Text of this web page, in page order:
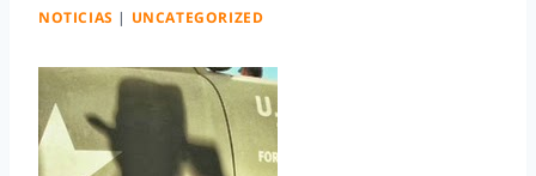
NOTICIAS | UNCATEGORIZED